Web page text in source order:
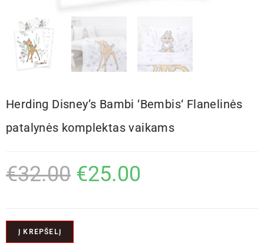
Herding Disney’s Bambi ‘Bembis‘ Flanelinės
patalynės komplektas vaikams
€32.00 €25.00
Į KREPŠELĮ